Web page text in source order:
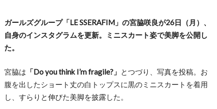
ガールズグループ「LE SSERAFIM」の宮脇咲良が26日（月）、
自身のインスタグラムを更新。ミニスカート姿で美脚を公開し
た。
宮脇は 「Do you think I’m fragile?」 とつづり、写真を投稿。お
腹を出したショート丈の白トップスに黒のミニスカートを着用
し、すらりと伸びた美脚を披露した。